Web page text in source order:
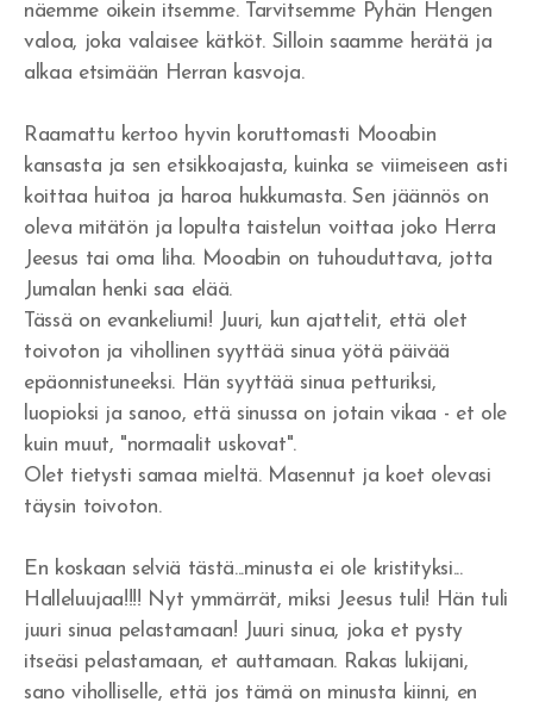
näemme oikein itsemme. Tarvitsemme Pyhän Hengen
valoa, joka valaisee kätköt. Silloin saamme herätä ja
alkaa etsimään Herran kasvoja.
Raamattu kertoo hyvin koruttomasti Mooabin
kansasta ja sen etsikkoajasta, kuinka se viimeiseen asti
koittaa huitoa ja haroa hukkumasta. Sen jäännös on
oleva mitätön ja lopulta taistelun voittaa joko Herra
Jeesus tai oma liha. Mooabin on tuhouduttava, jotta
Jumalan henki saa elää.
Tässä on evankeliumi! Juuri, kun ajattelit, että olet
toivoton ja vihollinen syyttää sinua yötä päivää
epäonnistuneeksi. Hän syyttää sinua petturiksi,
luopioksi ja sanoo, että sinussa on jotain vikaa - et ole
kuin muut, "normaalit uskovat".
Olet tietysti samaa mieltä. Masennut ja koet olevasi
täysin toivoton.
En koskaan selviä tästä...minusta ei ole kristityksi...
Halleluujaa!!!! Nyt ymmärrät, miksi Jeesus tuli! Hän tuli
juuri sinua pelastamaan! Juuri sinua, joka et pysty
itseäsi pelastamaan, et auttamaan. Rakas lukijani,
sano viholliselle, että jos tämä on minusta kiinni, en
Pyydä rakkautta ja saat sen
Jumalan Sanan kunnioittaminen
Suoritusta ja taistelua
Uskon henki ja kuuliaisuus
Hedelmän tuottaminen ja suhde Herraan
Sinulle joka odotat
Tottelemattomuus
Saulin uhri
Jumalan armo
Israelin jäännös
Inhimillisyyden ansa
Voitto Hengessä